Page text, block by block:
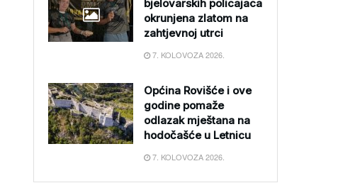
bjelovarskih policajaca
okrunjena zlatom na
zahtjevnoj utrci
7. KOLOVOZA 2026.
Općina Rovišće i ove
godine pomaže
odlazak mještana na
hodočašće u Letnicu
7. KOLOVOZA 2026.